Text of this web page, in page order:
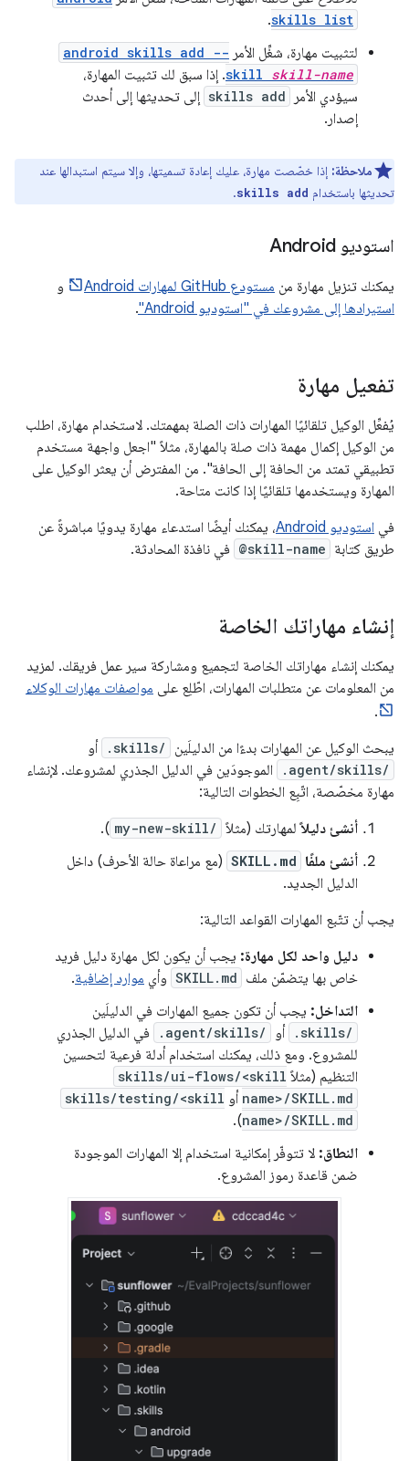
skills list
.
لتثبيت مهارة، شغِّل الأمر android skills add --
skill skill-name
. إذا سبق لك تثبيت المهارة،
سيؤدي الأمر
skills add إلى تحديثها إلى أحدث
إصدار.
ملاحظة: إذا خصّصت مهارة، عليك إعادة تسميتها، وإلا سيتم استبدالها عند
تحديثها باستخدام skills add
.
استوديو Android
يمكنك تنزيل مهارة من مستودع GitHub لمهارات Android
و
استيرادها إلى مشروعك في "استوديو Android"
.
تفعيل مهارة
يُفعِّل الوكيل تلقائيًا المهارات ذات الصلة بمهمتك. لاستخدام مهارة، اطلب
من الوكيل إكمال مهمة ذات صلة بالمهارة، مثلاً "اجعل واجهة مستخدم
تطبيقي تمتد من الحافة إلى الحافة". من المفترض أن يعثر الوكيل على
المهارة ويستخدمها تلقائيًا إذا كانت متاحة.
في استوديو Android
، يمكنك أيضًا استدعاء مهارة يدويًا مباشرةً عن
طريق كتابة @skill-name في نافذة المحادثة.
إنشاء مهاراتك الخاصة
يمكنك إنشاء مهاراتك الخاصة لتجميع ومشاركة سير عمل فريقك. لمزيد
من المعلومات عن متطلبات المهارات، اطّلِع على مواصفات مهارات الوكلاء
.
يبحث الوكيل عن المهارات بدءًا من الدليلَين
.skills/ أو
.agent/skills/
الموجودَين في الدليل الجذري لمشروعك. لإنشاء
مهارة مخصّصة، اتّبِع الخطوات التالية:
أنشئ دليلاًلمهارتك (مثلاً my-new-skill/
).
أنشئ ملفًا SKILL.md (مع مراعاة حالة الأحرف) داخل
الدليل الجديد.
يجب أن تتّبع المهارات القواعد التالية:
دليل واحد لكل مهارة: يجب أن يكون لكل مهارة دليل فريد
خاص بها يتضمّن ملف SKILL.md وأي موارد إضافية.
التداخل: يجب أن تكون جميع المهارات في الدليلَين
.skills/ أو .agent/skills/
في الدليل الجذري
للمشروع. ومع ذلك، يمكنك استخدام أدلة فرعية لتحسين
التنظيم (مثلاً skills/ui-flows/<skill
name>/SKILL.md أو skills/testing/<skill
name>/SKILL.md
).
النطاق: لا تتوفّر إمكانية استخدام إلا المهارات الموجودة
ضمن قاعدة رموز المشروع.